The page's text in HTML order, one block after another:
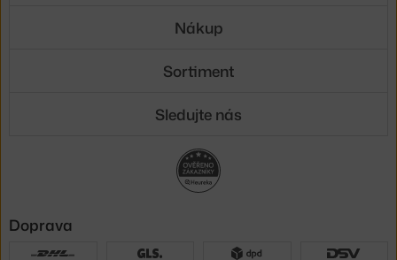
Nákup
Sortiment
Sledujte nás
Doprava